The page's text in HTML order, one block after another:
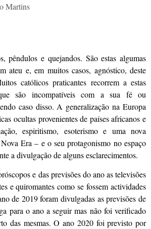
Martins
pêndulos e quejandos. São estas algumas
ateu e, em muitos casos, agnóstico, deste
católicos praticantes recorrem a estas
são incompatíveis com a sua fé ou
caso disso. A generalização na Europa
ocultas provenientes de países africanos e
espiritismo, esoterismo e uma nova
Era – e o seu protagonismo no espaço
a divulgação de alguns esclarecimentos.
e das previsões do ano as televisões
e quiromantes como se fossem actividades
de 2019 foram divulgadas as previsões de
para o ano a seguir mas não foi verificado
das mesmas. O ano 2020 foi previsto por